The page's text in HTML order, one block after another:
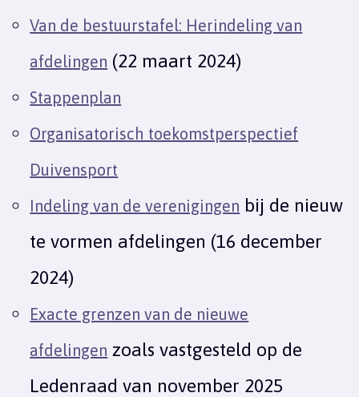
Van de bestuurstafel: Herindeling van
afdelingen (22 maart 2024)
Stappenplan
Organisatorisch toekomstperspectief
Duivensport
Indeling van de verenigingen bij de nieuw
te vormen afdelingen (16 december
2024)
Exacte grenzen van de nieuwe
afdelingen zoals vastgesteld op de
Ledenraad van november 2025